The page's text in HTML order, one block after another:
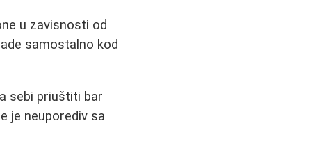
u zavisnosti od
samostalno kod
sebi priuštiti bar
je neuporediv sa